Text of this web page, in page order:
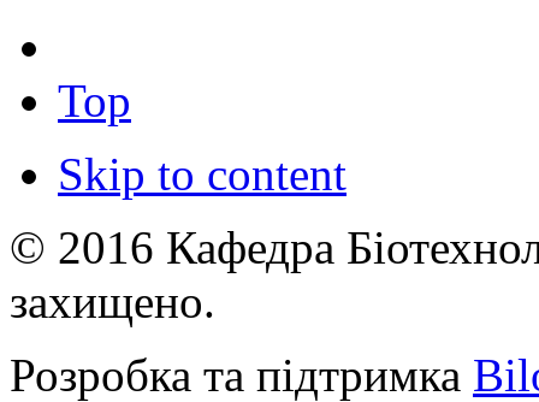
Top
Skip to content
© 2016 Кафедра
захищено.
Розробка та підтримка